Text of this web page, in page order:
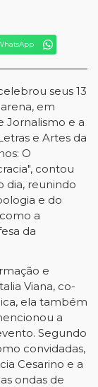
seus 13
em
e a
e Artes da
O
contou
dia, reunindo
e do
a
da
e
Viana, co-
ela também
a
Segundo
convidadas,
Cesarino e a
ondas de